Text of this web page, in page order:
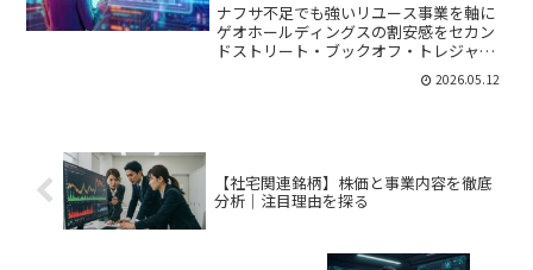
ナフサ不足でも強いリユース事業を軸に
ゲオホールディングスの割安感をセカン
ドストリート・ブックオフ・トレジャー
2026.05.12
【社宅関連銘柄】株価と事業内容を徹底
分析｜注目理由を探る